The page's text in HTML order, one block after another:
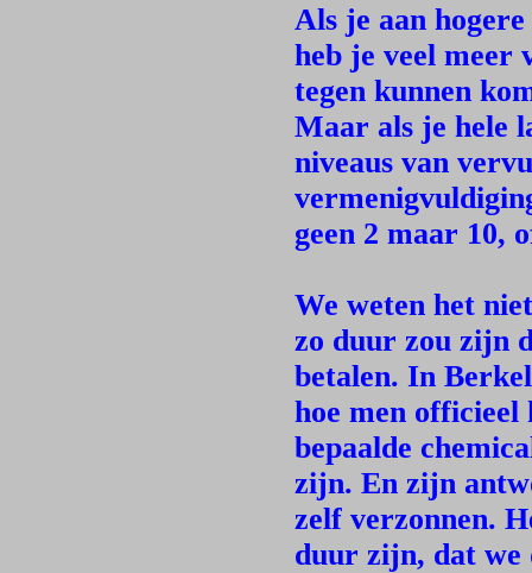
Als je aan
heb je veel meer
tegen kunnen
Maar als je hele
niveaus van
geen 2 maar 10,
We weten het
zo duur zou zijn
betalen. In
hoe men officieel
bepaalde
zijn. En zijn
zelf verzonnen.
duur zijn, dat we